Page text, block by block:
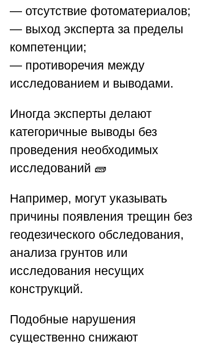
— отсутствие фотоматериалов;
— выход эксперта за пределы
компетенции;
— противоречия между
исследованием и выводами.
Иногда эксперты делают
категоричные выводы без
проведения необходимых
исследований 🧱
Например, могут указывать
причины появления трещин без
геодезического обследования,
анализа грунтов или
исследования несущих
конструкций.
Подобные нарушения
существенно снижают